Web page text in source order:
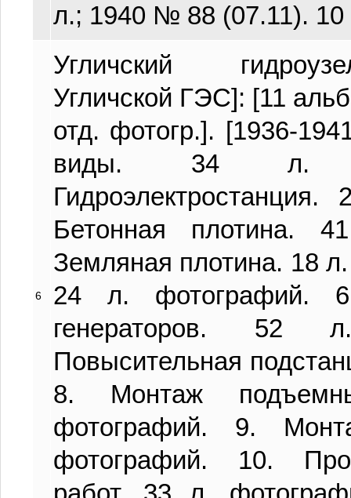
л.; 1940 № 88 (07.11). 10
6
Угличский
Угличской ГЭС]: [11
отд. фотогр.]. [1936-
виды. 34 л.
Бетонная плотина.
Земляная плотина. 18
24 л. фотографий.
генераторов. 52
Повысительная
8. Монтаж
фотографий. 9.
фотографий. 10.